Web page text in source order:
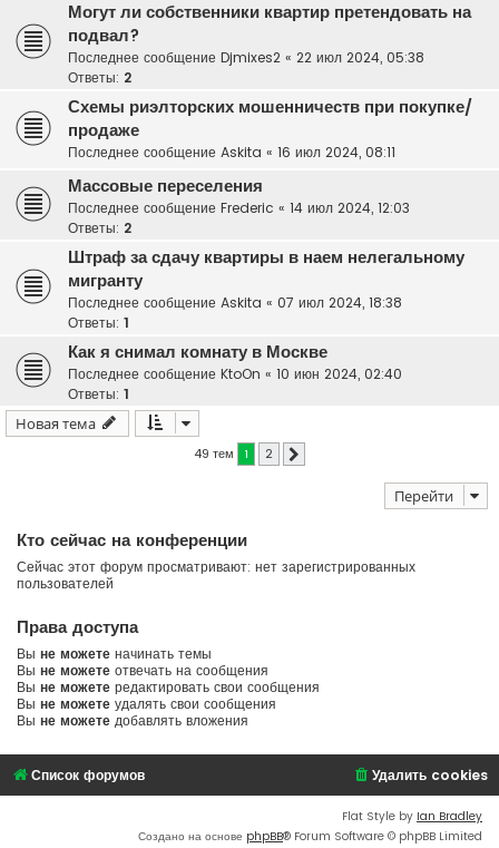
Могут ли собственники квартир претендовать на
подвал?
Последнее сообщение Djmixes2 « 22 июл 2024, 05:38
Ответы: 2
Схемы риэлторских мошенничеств при покупке/
продаже
Последнее сообщение Askita « 16 июл 2024, 08:11
Массовые переселения
Последнее сообщение Frederic « 14 июл 2024, 12:03
Ответы: 2
Штраф за сдачу квартиры в наем нелегальному
мигранту
Последнее сообщение Askita « 07 июл 2024, 18:38
Ответы: 1
Как я снимал комнату в Москве
Последнее сообщение KtoOn « 10 июн 2024, 02:40
Ответы: 1
Новая тема
49 тем 1 2
Перейти
Кто сейчас на конференции
Сейчас этот форум просматривают: нет зарегистрированных
пользователей
Права доступа
Вы не можете начинать темы
Вы не можете отвечать на сообщения
Вы не можете редактировать свои сообщения
Вы не можете удалять свои сообщения
Вы не можете добавлять вложения
Список форумов Удалить cookies
Flat Style by Ian Bradley
Создано на основе phpBB® Forum Software © phpBB Limited